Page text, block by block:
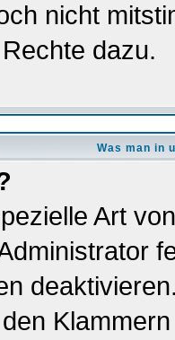
nicht
dazu.
Was man in
Art